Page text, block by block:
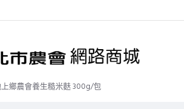
鄉農會養生糙米麩 300g/包